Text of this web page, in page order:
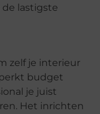
lastigste
zelf je interieur
budget
je juist
Het inrichten